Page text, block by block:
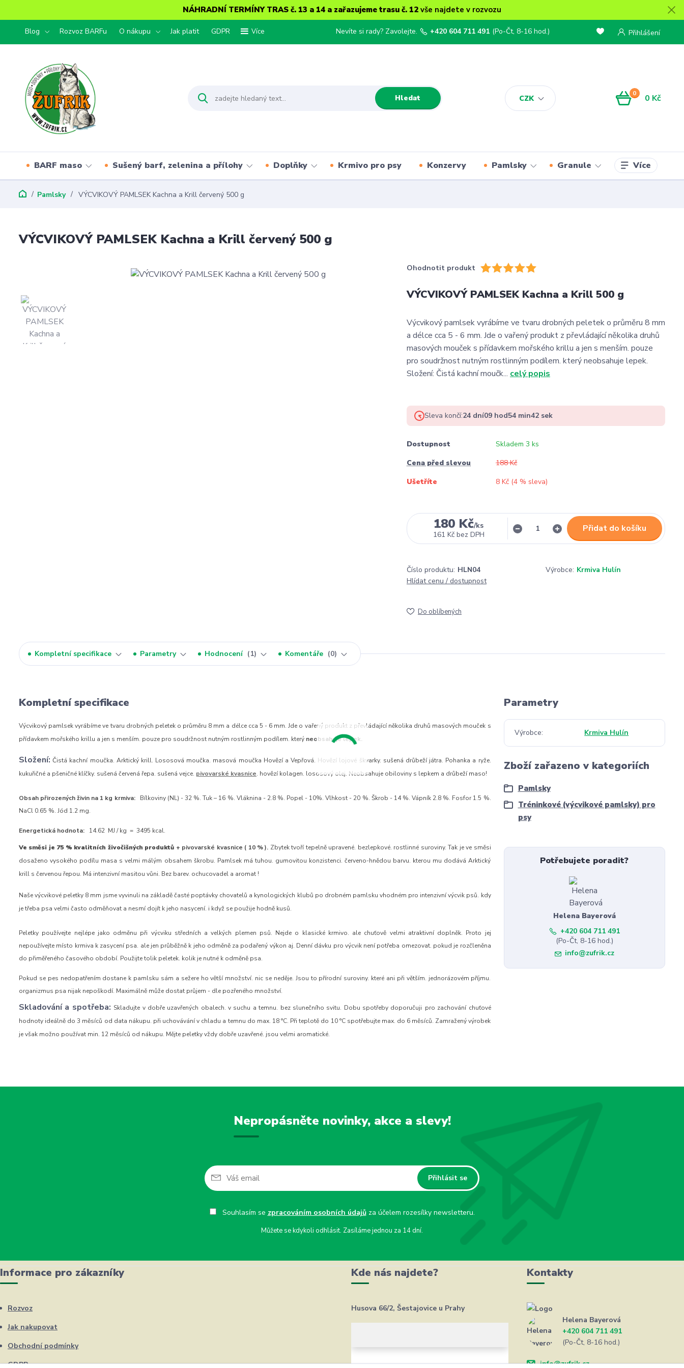
NÁHRADNÍ TERMÍNY TRAS č. 13 a 14 a zařazujeme trasu č. 12 vše najdete v rozvozu
Blog Rozvoz BARFu O nákupu Jak platit GDPR Více
CZK
Přihlášení
Hledat
Nevíte si rady? Zavolejte. +420 604 711 491 (Po-Čt, 8-16 hod.)
0 0 Kč
BARF maso Sušený barf, zelenina a přílohy Doplňky Krmivo pro psy Konzervy Pamlsky Granule Více
Pamlsky VÝCVIKOVÝ PAMLSEK Kachna a Krill červený 500 g
VÝCVIKOVÝ PAMLSEK Kachna a Krill červený 500 g
Ohodnotit produkt
VÝCVIKOVÝ PAMLSEK Kachna a Krill 500 g
Výcvikový pamlsek vyrábíme ve tvaru drobných peletek o průměru 8 mm
a délce cca 5 - 6 mm. Jde o vařený produkt z převládající několika druhů
masových mouček s přídavkem mořského krillu a jen s menším. pouze
pro soudržnost nutným rostlinným podílem. který neobsahuje lepek.
Složení: Čistá kachní moučk... celý popis
Sleva končí:24 dní09 hod54 min41 sek
Dostupnost
Skladem 3 ks
Cena před slevou
188 Kč
Ušetříte
8 Kč (4 % sleva)
180 Kč/ks
161 Kč bez DPH
Přidat do košíku
Číslo produktu: HLN04 Výrobce: Krmiva Hulín
Hlídat cenu / dostupnost
Do oblíbených
Kompletní specifikace Parametry Hodnocení 1 Komentáře 0
Kompletní specifikace
Výcvikový pamlsek vyrábíme ve tvaru drobných peletek o průměru 8 mm a délce cca 5 - 6 mm. Jde o vařený produkt z převládající několika druhů masových mouček s
přídavkem mořského krillu a jen s menším. pouze pro soudržnost nutným rostlinným podílem. který neobsahuje lepek.
Složení: Čistá kachní moučka. Arktický krill. Lososová moučka. masová moučka Hovězí a Vepřová. Hovězí lojové škvarky. sušená drůbeží játra. Pohanka a ryže.
kukuřičné a pšeničné klíčky. sušená červená řepa. sušená vejce. pivovarské kvasnice. hovězí kolagen. lososový olej. Neobsahuje obiloviny s lepkem a drůbeží maso!
Obsah přirozených živin na 1 kg krmiva:Bílkoviny (NL) - 32 %. Tuk – 16 %. Vláknina - 2.8 %. Popel - 10%. Vlhkost - 20 %. Škrob - 14 %. Vápník 2.8 %. Fosfor 1.5 %.
NaCl 0.65 %. Jód 1.2 mg.
Energetická hodnota: 14.62 MJ / kg = 3495 kcal.
Ve směsi je 75 % kvalitních živočišných produktů + pivovarské kvasnice ( 10 % ). Zbytek tvoří tepelně upravené. bezlepkové. rostlinné suroviny. Tak je ve směsi
dosaženo vysokého podílu masa s velmi málým obsahem škrobu. Pamlsek má tuhou. gumovitou konzistenci. červeno-hnědou barvu. kterou mu dodává Arktický
krill s červenou řepou. Má intenzivní masitou vůni. Bez barev. ochucovadel a aromat !
Naše výcvikové peletky 8 mm jsme vyvinuli na základě časté poptávky chovatelů a kynologických klubů po drobném pamlsku vhodném pro intenzivní výcvik psů. kdy
je třeba psa velmi často odměňovat a nesmí dojít k jeho nasycení. i když se použije hodně kusů.
Peletky používejte nejlépe jako odměnu při výcviku středních a velkých plemen psů. Nejde o klasické krmivo. ale chuťově velmi atraktivní doplněk. Proto jej
nepoužívejte místo krmiva k zasycení psa. ale jen průběžně k jeho odměně za podařený výkon aj. Denní dávku pro výcvik není potřeba omezovat. pokud je rozčleněna
do přiměřeného časového období. Použijte tolik peletek. kolik je nutné k odměně psa.
Pokud se pes nedopatřením dostane k pamlsku sám a sežere ho větší množství. nic se neděje. Jsou to přírodní suroviny. které ani při větším. jednorázovém příjmu.
organizmus psa nijak nepoškodí. Maximálně může dostat průjem - dle pozřeného množství.
Skladování a spotřeba: Skladujte v dobře uzavřených obalech. v suchu a temnu. bez slunečního svitu. Dobu spotřeby doporučuji pro zachování chuťové
hodnoty ideálně do 3 měsíců od data nákupu. při uchovávání v chladu a temnu do max. 18 °C. Při teplotě do 10 °C spotřebujte max. do 6 měsíců. Zamražený výrobek
je však možno používat min. 12 měsíců od nákupu. Mějte peletky vždy dobře uzavřené. jsou velmi aromatické.
Parametry
Výrobce Krmiva Hulín
Zboží zařazeno v kategoriích
Pamlsky
Tréninkové (výcvikové pamlsky) pro
psy
Potřebujete poradit?
Helena Bayerová
+420 604 711 491
(Po-Čt, 8-16 hod.)
info@zufrik.cz
Nepropásněte novinky, akce a slevy!
Přihlásit se
Souhlasím se zpracováním osobních údajůza účelem rozesílky newsletteru.
Můžete se kdykoli odhlásit. Zasíláme jednou za 14 dní.
Informace pro zákazníky
Rozvoz
Jak nakupovat
Obchodní podmínky
GDPR
Kde nás najdete?
Husova 66/2, Šestajovice u Prahy
Kontakty
Helena Bayerová
+420 604 711 491
(Po-Čt, 8-16 hod.)
info@zufrik.cz